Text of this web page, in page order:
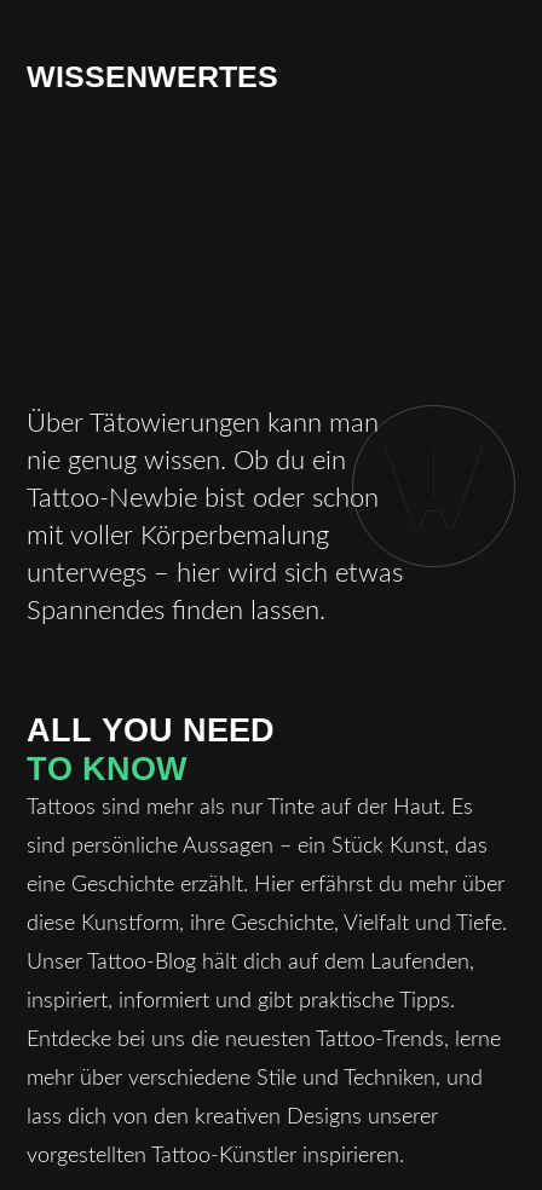
WISSENWERTES
Über Tätowierungen kann man
nie genug wissen. Ob du ein
Tattoo-Newbie bist oder schon
mit voller Körperbemalung
unterwegs – hier wird sich etwas
Spannendes finden lassen.
ALL YOU NEED
‍TO KNOW
Tattoos sind mehr als nur Tinte auf der Haut. Es
sind persönliche Aussagen – ein Stück Kunst, das
eine Geschichte erzählt. Hier erfährst du mehr über
diese Kunstform, ihre Geschichte, Vielfalt und Tiefe.
Unser Tattoo-Blog hält dich auf dem Laufenden,
inspiriert, informiert und gibt praktische Tipps.
Entdecke bei uns die neuesten Tattoo-Trends, lerne
mehr über verschiedene Stile und Techniken, und
lass dich von den kreativen Designs unserer
vorgestellten Tattoo-Künstler inspirieren.